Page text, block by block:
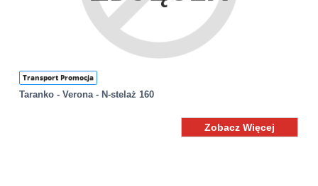
Transport Promocja
Taranko - Verona - N-stelaż 160
Zobacz Więcej